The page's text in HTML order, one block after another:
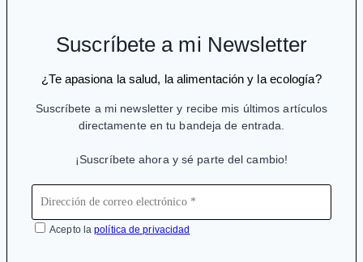
Suscríbete a mi Newsletter
¿Te apasiona la salud, la alimentación y la ecología?
Suscríbete a mi newsletter y recibe mis últimos artículos
directamente en tu bandeja de entrada.
¡Suscríbete ahora y sé parte del cambio!
Acepto lapolítica de privacidad